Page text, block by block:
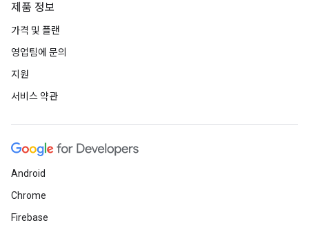
제품 정보
가격 및 플랜
영업팀에 문의
지원
서비스 약관
Android
Chrome
Firebase